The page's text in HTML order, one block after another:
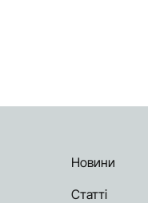
Новини
Статті